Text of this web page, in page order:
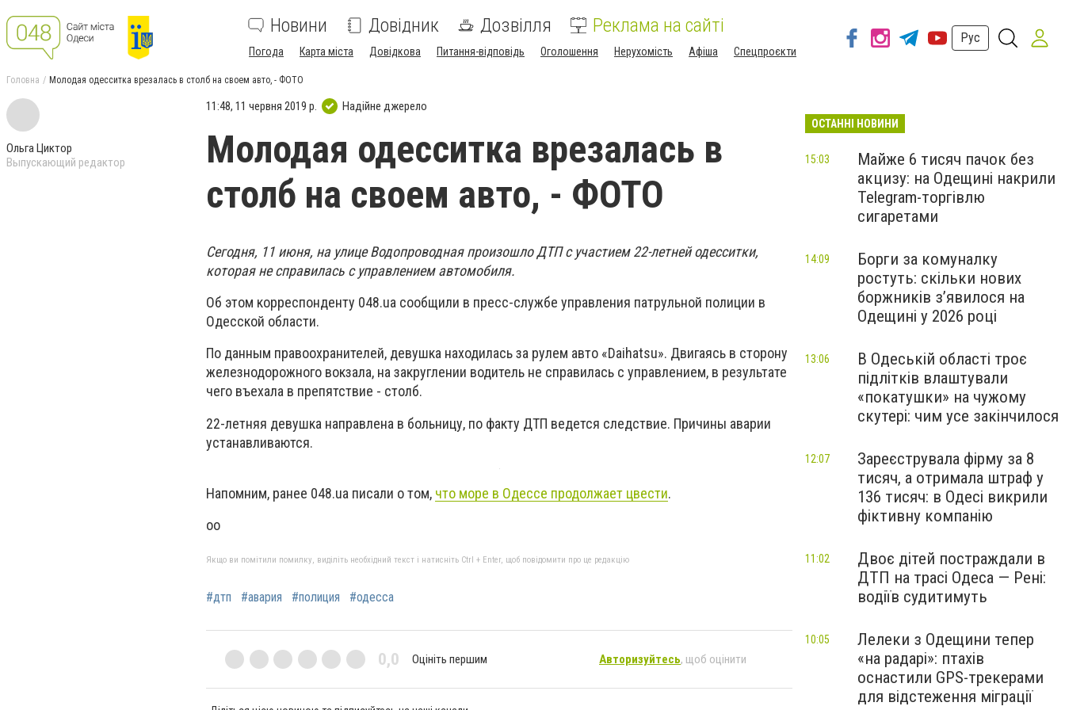
Новини Довідник Дозвілля Реклама на сайті
Погода Карта міста Довідкова Питання-відповідь Оголошення Нерухомість Афіша Спецпроєкти
Рус
Головна Молодая одесситка врезалась в столб на своем авто, - ФОТО
Ольга Циктор
Выпускающий редактор
11:48, 11 червня 2019 р. Надійне джерело
Молодая одесситка врезалась в
столб на своем авто, - ФОТО
Сегодня, 11 июня, на улице Водопроводная произошло ДТП с участием 22-летней одесситки,
которая не справилась с управлением автомобиля.
Об этом корреспонденту 048.ua сообщили в пресс-службе управления патрульной полиции в
Одесской области.
По данным правоохранителей, девушка находилась за рулем авто «Daihatsu». Двигаясь в сторону
железнодорожного вокзала, на закруглении водитель не справилась с управлением, в результате
чего въехала в препятствие - столб.
22-летняя девушка направлена в больницу, по факту ДТП ведется следствие. Причины аварии
устанавливаются.
Напомним, ранее 048.ua писали о том, что море в Одессе продолжает цвести.
оо
Якщо ви помітили помилку, виділіть необхідний текст і натисніть Ctrl + Enter, щоб повідомити про це редакцію
#дтп #авария #полиция #одесса
0,0 Оцініть першим Авторизуйтесь, щоб оцінити
ОСТАННІ НОВИНИ
Майже 6 тисяч пачок без
акцизу: на Одещині накрили
Telegram-торгівлю
сигаретами
15:03
Борги за комуналку
ростуть: скільки нових
боржників з’явилося на
Одещині у 2026 році
14:09
В Одеській області троє
підлітків влаштували
«покатушки» на чужому
скутері: чим усе закінчилося
13:06
Зареєструвала фірму за 8
тисяч, а отримала штраф у
136 тисяч: в Одесі викрили
фіктивну компанію
12:07
Двоє дітей постраждали в
ДТП на трасі Одеса — Рені:
водіїв судитимуть
11:02
Лелеки з Одещини тепер
«на радарі»: птахів
оснастили GPS-трекерами
для відстеження міграції
10:05